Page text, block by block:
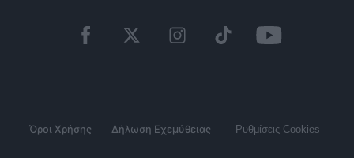
Όροι Χρήσης Δήλωση Εχεμύθειας Ρυθμίσεις Cookies